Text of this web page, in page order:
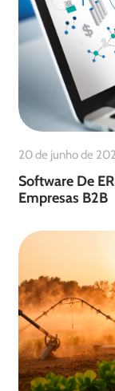
20 de junho de
Software De
Empresas B2B